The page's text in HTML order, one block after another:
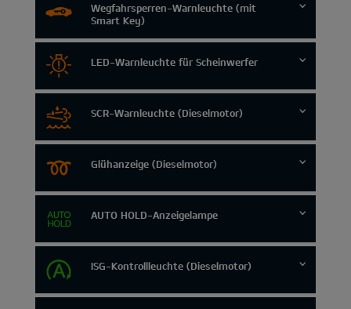
Wegfahrsperren-Warnleuchte (mit
Smart Key)
LED-Warnleuchte für Scheinwerfer
SCR-Warnleuchte (Dieselmotor)
Glühanzeige (Dieselmotor)
AUTO HOLD-Anzeigelampe
ISG-Kontrollleuchte (Dieselmotor)